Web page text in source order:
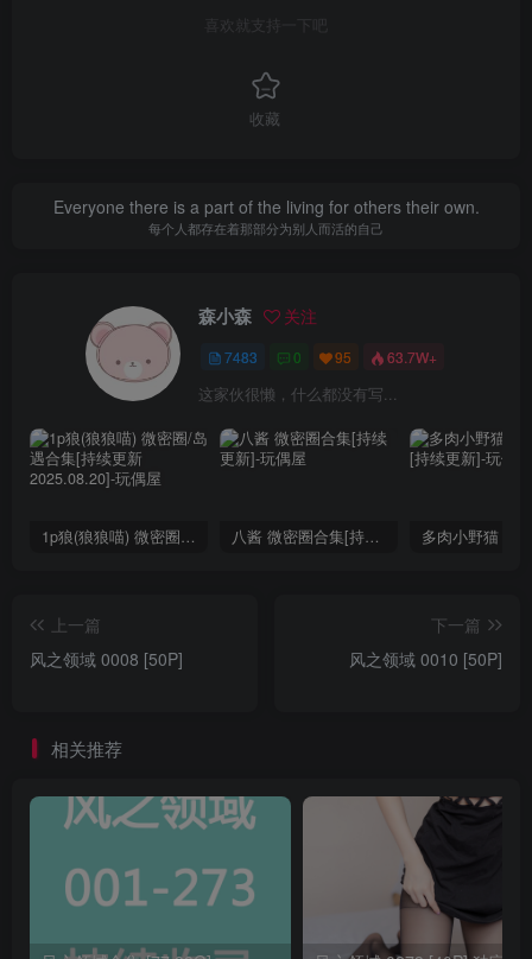
喜欢就支持一下吧
收藏
Everyone there is a part of the living for others their own.
每个人都存在着那部分为别人而活的自己
森小森 关注
7483 0 95 63.7W+
这家伙很懒，什么都没有写...
1p狼(狼狼喵) 微密圈/岛遇合集[持续更新2025.08.20] 八酱 微密圈合集[持续更新]
上一篇
风之领域 0008 [50P]
下一篇
风之领域 0010 [50P]
相关推荐